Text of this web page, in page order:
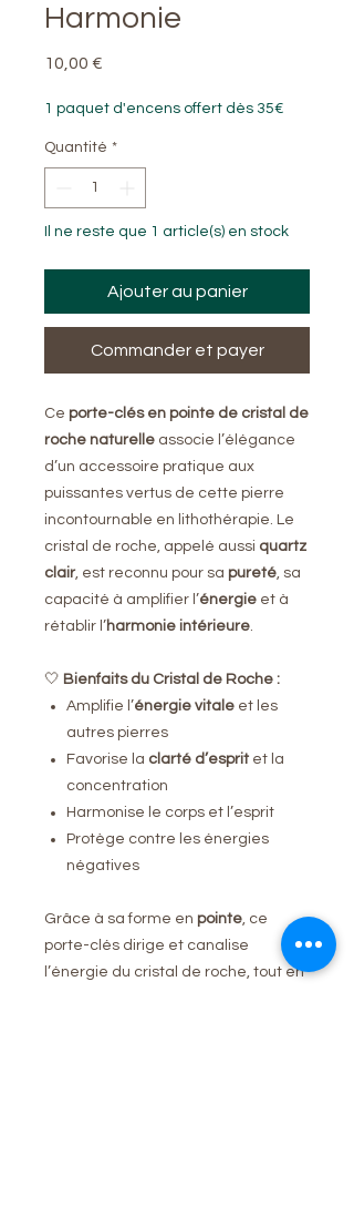
Harmonie
10,00 €
1 paquet d'encens offert dès 35€
Quantité *
Il ne reste que 1 article(s) en stock
Ajouter au panier
Commander et payer
Ce porte-clés en pointe de cristal de
roche naturelle associe l’élégance
d’un accessoire pratique aux
puissantes vertus de cette pierre
incontournable en lithothérapie. Le
cristal de roche, appelé aussi quartz
clair, est reconnu pour sa pureté , sa
capacité à amplifier l’énergie et à
rétablir l’harmonie intérieure
🤍 Bienfaits du Cristal de Roche :
Amplifie l’énergie vitale et les
autres pierres
Favorise la clarté d’esprit et la
concentration
Harmonise le corps et l’esprit
Protège contre les énergies
négatives
Grâce à sa forme en pointe , ce
porte-clés dirige et canalise
l’énergie du cristal de roche, tout en